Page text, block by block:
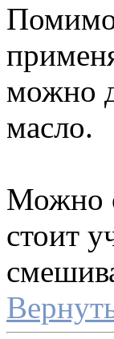
Помимо
можно
масло.
Можно
стоит